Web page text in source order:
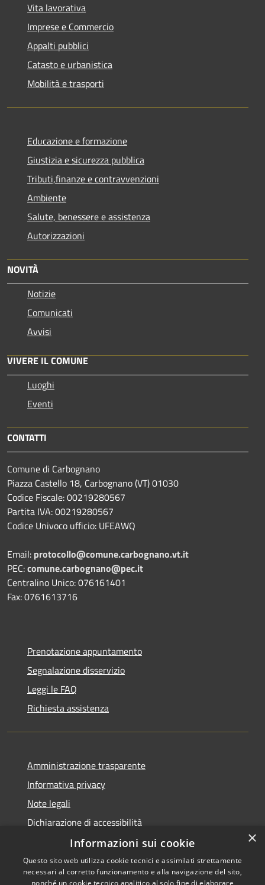
Vita lavorativa
Imprese e Commercio
Appalti pubblici
Catasto e urbanistica
Mobilità e trasporti
Educazione e formazione
Giustizia e sicurezza pubblica
Tributi,finanze e contravvenzioni
Ambiente
Salute, benessere e assistenza
Autorizzazioni
NOVITÀ
Notizie
Comunicati
Avvisi
VIVERE IL COMUNE
Luoghi
Eventi
CONTATTI
Comune di Carbognano
Piazza Castello 18, Carbognano (VT) 01030
Codice Fiscale: 00219280567
Partita IVA: 00219280567
Codice Univoco ufficio: UFEAWQ
Email: protocollo@comune.carbognano.vt.it
PEC:comune.carbognano@pec.it
Centralino Unico: 076161401
Fax: 0761613716
Prenotazione appuntamento
Segnalazione disservizio
Leggi le FAQ
Richiesta assistenza
Amministrazione trasparente
Informativa privacy
Note legali
Dichiarazione di accessibilità
Copyright © 2026 • Comune di
×
Informazioni sui cookie
Questo sito web utilizza cookie tecnici e assimilati strettamente
necessari al corretto funzionamento e alla navigazione del sito,
nonché un cookie tecnico analitico al solo fine di elaborare